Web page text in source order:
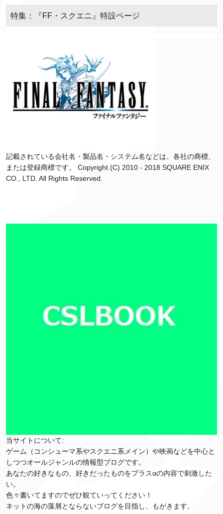
特集：『FF・スクエニ』特設ページ
記載されている会社名・製品名・システム名などは、各社の商標、
または登録商標です。 Copyright (C) 2010 - 2018 SQUARE ENIX
CO., LTD. All Rights Reserved.
当サイトについて:
ゲーム（コンシューマ系やスクエニ系メイン）や映画などを中心と
しつつオールジャンルの情報型ブログです。
あなたの好きなもの、好きだったものをプラスαの内容で刺激した
い。
色々書いてますのでぜひ観ていってください！
ネットの海の藻屑とならないブログを目指し、もがきます。